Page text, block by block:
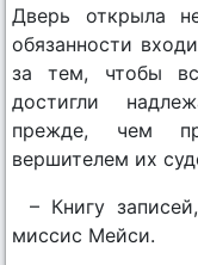
Дверь открыла
обязанности
за тем, чтобы
достигли
прежде, чем
вершителем их
– Книгу
миссис Мейси.